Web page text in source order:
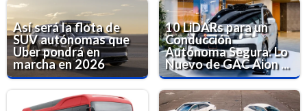
Así será la flota de
SUV autónomas que
Uber pondrá en
marcha en 2026
10 LiDARs para un
Conducción
Autónoma Segura: Lo
Nuevo de GAC Aion ...